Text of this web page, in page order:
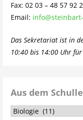
Fax: 02 03 – 48 57 92
Email:
Das Sekretariat ist in
10:40 bis 14:00 Uhr
Aus dem
Aus